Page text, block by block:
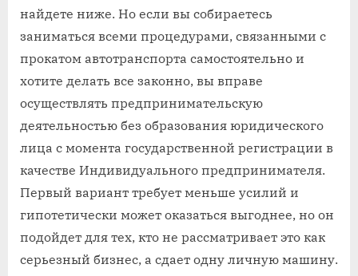
найдете ниже. Но если вы собираетесь
заниматься всеми процедурами, связанными с
прокатом автотранспорта самостоятельно и
хотите делать все законно, вы вправе
осуществлять предпринимательскую
деятельностью без образования юридического
лица с момента государственной регистрации в
качестве Индивидуального предпринимателя.
Первый вариант требует меньше усилий и
гипотетически может оказаться выгоднее, но он
подойдет для тех, кто не рассматривает это как
серьезный бизнес, а сдает одну личную машину.